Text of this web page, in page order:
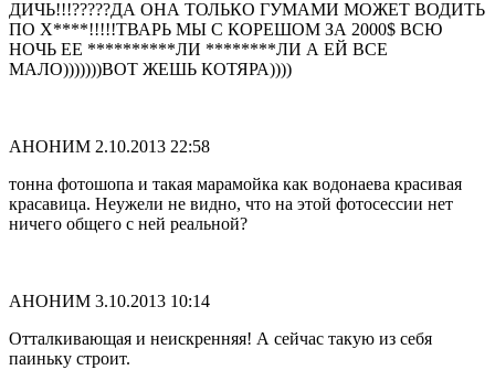
ДИЧЬ!!!?????ДА ОНА ТОЛЬКО ГУМАМИ МОЖЕТ ВОДИТЬ
ПО Х****!!!!!ТВАРЬ МЫ С КОРЕШОМ ЗА 2000$ ВСЮ
НОЧЬ ЕЕ **********ЛИ ********ЛИ А ЕЙ ВСЕ
МАЛО)))))))ВОТ ЖЕШЬ КОТЯРА))))
АНОНИМ 2.10.2013 22:58
тонна фотошопа и такая марамойка как водонаева красивая
красавица. Неужели не видно, что на этой фотосессии нет
ничего общего с ней реальной?
АНОНИМ 3.10.2013 10:14
Отталкивающая и неискренняя! А сейчас такую из себя
паиньку строит.